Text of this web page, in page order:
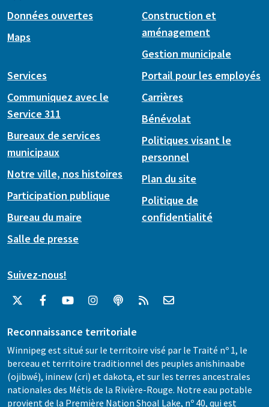
Données ouvertes
Maps
Construction et
aménagement
Gestion municipale
Services
Communiquez avec le
Service 311
Bureaux de services
municipaux
Notre ville, nos histoires
Participation publique
Bureau du maire
Salle de presse
Portail pour les employés
Carrières
Bénévolat
Politiques visant le
personnel
Plan du site
Politique de
confidentialité
Suivez-nous!
Reconnaissance territoriale
Winnipeg est situé sur le territoire visé par le Traité nº 1, le
berceau et territoire traditionnel des peuples anishinaabe
(ojibwé), ininew (cri) et dakota, et sur les terres ancestrales
nationales des Métis de la Rivière-Rouge. Notre eau potable
provient de la Première Nation Shoal Lake, nº 40, qui est